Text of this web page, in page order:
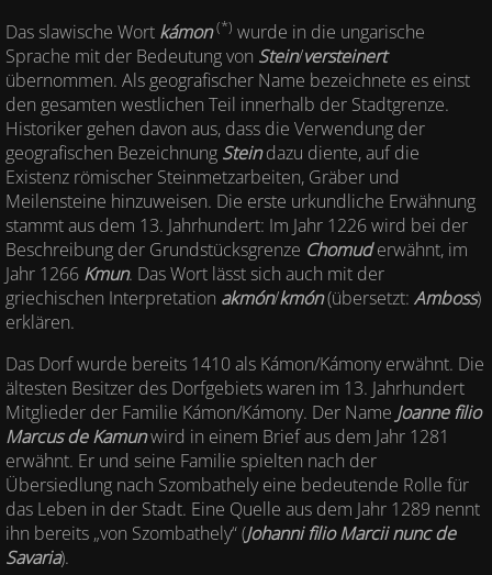
Das slawische Wort kámon (*) wurde in die ungarische
Sprache mit der Bedeutung von Stein/versteinert
übernommen. Als geografischer Name bezeichnete es einst
den gesamten westlichen Teil innerhalb der Stadtgrenze.
Historiker gehen davon aus, dass die Verwendung der
geografischen Bezeichnung Steindazu diente, auf die
Existenz römischer Steinmetzarbeiten, Gräber und
Meilensteine hinzuweisen. Die erste urkundliche Erwähnung
stammt aus dem 13. Jahrhundert: Im Jahr 1226 wird bei der
Beschreibung der Grundstücksgrenze Chomuderwähnt, im
Jahr 1266 Kmun. Das Wort lässt sich auch mit der
griechischen Interpretation akmón/kmón(übersetzt: Amboss)
erklären.
Das Dorf wurde bereits 1410 als Kámon/Kámony erwähnt. Die
ältesten Besitzer des Dorfgebiets waren im 13. Jahrhundert
Mitglieder der Familie Kámon/Kámony. Der Name Joanne filio
Marcus de Kamunwird in einem Brief aus dem Jahr 1281
erwähnt. Er und seine Familie spielten nach der
Übersiedlung nach Szombathely eine bedeutende Rolle für
das Leben in der Stadt. Eine Quelle aus dem Jahr 1289 nennt
ihn bereits „von Szombathely“ (Johanni filio Marcii nunc de
Savaria).